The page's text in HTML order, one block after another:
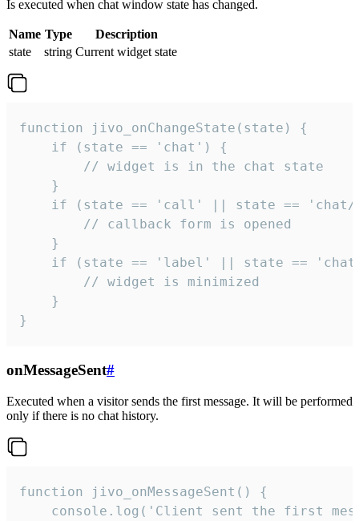
Is executed when chat window state has changed.
Name Type
Description
state
string Current widget state
function jivo_onChangeState(state) {
    if (state == 'chat') {
        // widget is in the chat state
    }
if (state == 'call' || state ==
        // callback form is opened
    }
if (state == 'label' || state ==
        // widget is minimized
    }
}
onMessageSent#
Executed when a visitor sends the first message. It will be performed
only if there is no chat history.
function jivo_onMessageSent() {
console.log('Client sent the first